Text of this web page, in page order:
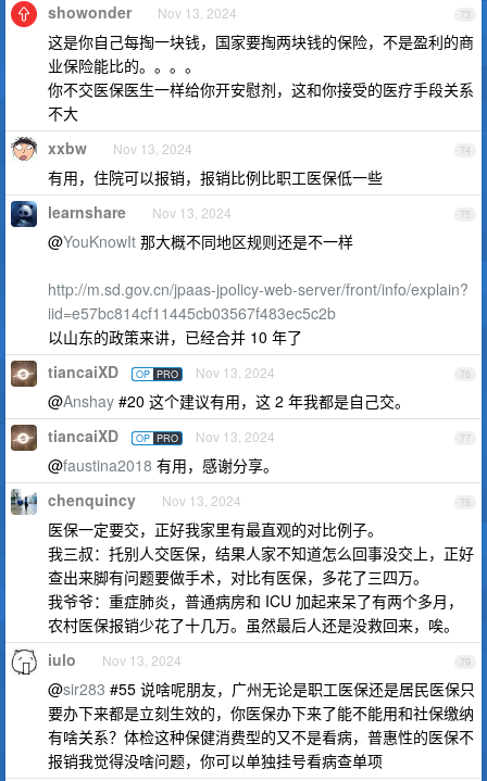
73
showonder Nov 13, 2024
这是你自己每掏一块钱，国家要掏两块钱的保险，不是盈利的商
业保险能比的。。。。
你不交医保医生一样给你开安慰剂，这和你接受的医疗手段关系
不大
74
xxbw Nov 13, 2024
有用，住院可以报销，报销比例比职工医保低一些
75
learnshare Nov 13, 2024
@YouKnowIt 那大概不同地区规则还是不一样
http://m.sd.gov.cn/jpaas-jpolicy-web-server/front/info/explain?
iid=e57bc814cf11445cb03567f483ec5c2b
以山东的政策来讲，已经合并 10 年了
76
tiancaiXD OP PRO Nov 13, 2024
@Anshay #20 这个建议有用，这 2 年我都是自己交。
77
tiancaiXD OP PRO Nov 13, 2024
@faustina2018 有用，感谢分享。
78
chenquincy Nov 13, 2024
医保一定要交，正好我家里有最直观的对比例子。
我三叔：托别人交医保，结果人家不知道怎么回事没交上，正好
查出来脚有问题要做手术，对比有医保，多花了三四万。
我爷爷：重症肺炎，普通病房和 ICU 加起来呆了有两个多月，
农村医保报销少花了十几万。虽然最后人还是没救回来，唉。
79
iulo Nov 13, 2024
@sir283 #55 说啥呢朋友，广州无论是职工医保还是居民医保只
要办下来都是立刻生效的，你医保办下来了能不能用和社保缴纳
有啥关系？体检这种保健消费型的又不是看病，普惠性的医保不
报销我觉得没啥问题，你可以单独挂号看病查单项